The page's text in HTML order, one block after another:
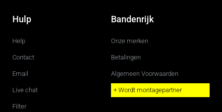
Hulp
Help
Contact
Email
Live chat
Filter
Bandenrijk
Onze merken
Betalingen
Algemeen Voorwaarden
+ Wordt montagepartner